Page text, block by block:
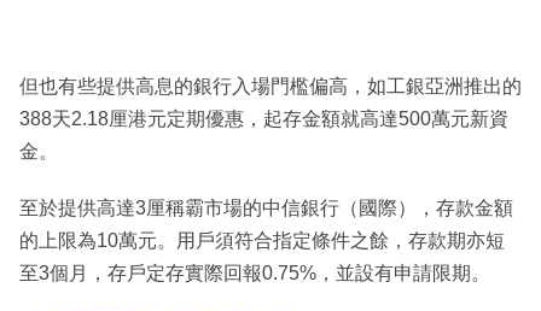
但也有些提供高息的銀行入場門檻偏高，如工銀亞洲推出的
388天2.18厘港元定期優惠，起存金額就高達500萬元新資
金。
至於提供高達3厘稱霸市場的中信銀行（國際），存款金額
的上限為10萬元。用戶須符合指定條件之餘，存款期亦短
至3個月，存戶定存實際回報0.75%，並設有申請限期。